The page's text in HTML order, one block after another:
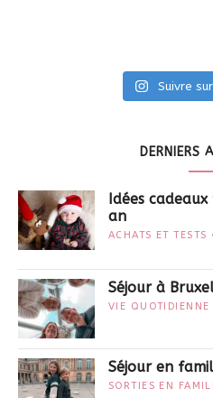
Suivre
DERNIERS
Idées
an
ACHATS ET TESTS
Séjour à
VIE QUOTIDIENNE
Séjour en
SORTIES EN